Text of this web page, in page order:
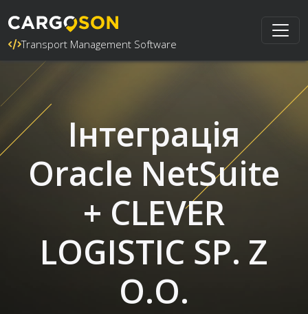
Transport Management Software
Інтеграція
Oracle NetSuite
+ CLEVER
LOGISTIC SP. Z
O.O.